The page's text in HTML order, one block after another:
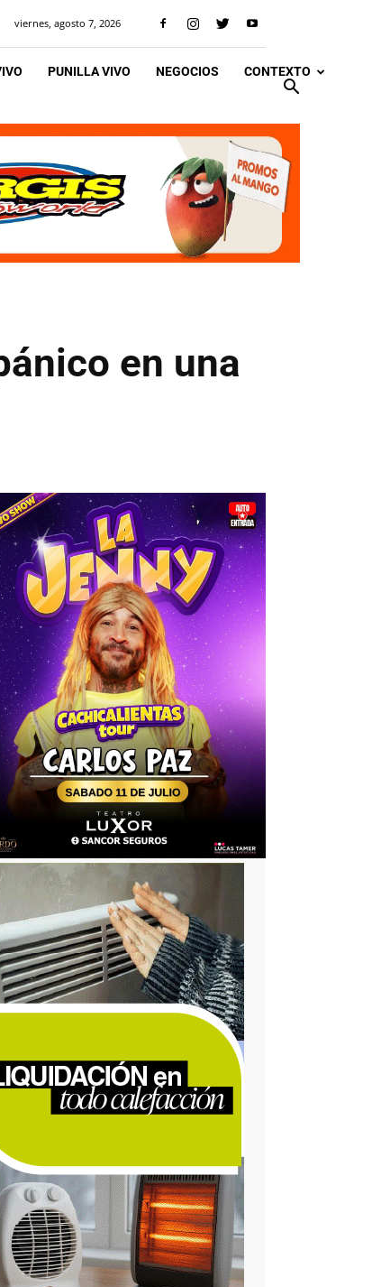
viernes, agosto 7, 2026
PUNILLA VIVO NEGOCIOS CONTEXTO
en una